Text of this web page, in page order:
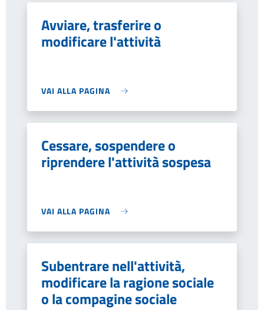
Avviare, trasferire o
modificare l'attività
VAI ALLA PAGINA
Cessare, sospendere o
riprendere l'attività sospesa
VAI ALLA PAGINA
Subentrare nell'attività,
modificare la ragione sociale
o la compagine sociale